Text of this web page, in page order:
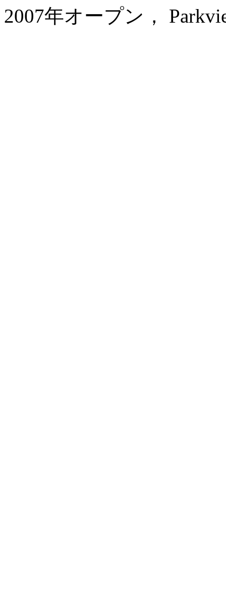
2007年オープン，